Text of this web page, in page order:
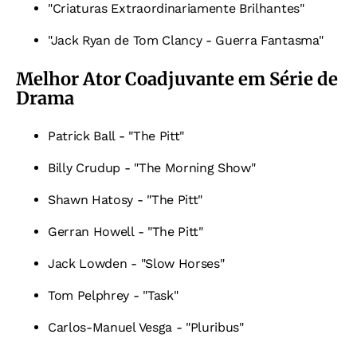
"Criaturas Extraordinariamente Brilhantes"
"Jack Ryan de Tom Clancy - Guerra Fantasma"
Melhor Ator Coadjuvante em Série de
Drama
Patrick Ball - "The Pitt"
Billy Crudup - "The Morning Show"
Shawn Hatosy - "The Pitt"
Gerran Howell - "The Pitt"
Jack Lowden - "Slow Horses"
Tom Pelphrey - "Task"
Carlos-Manuel Vesga - "Pluribus"